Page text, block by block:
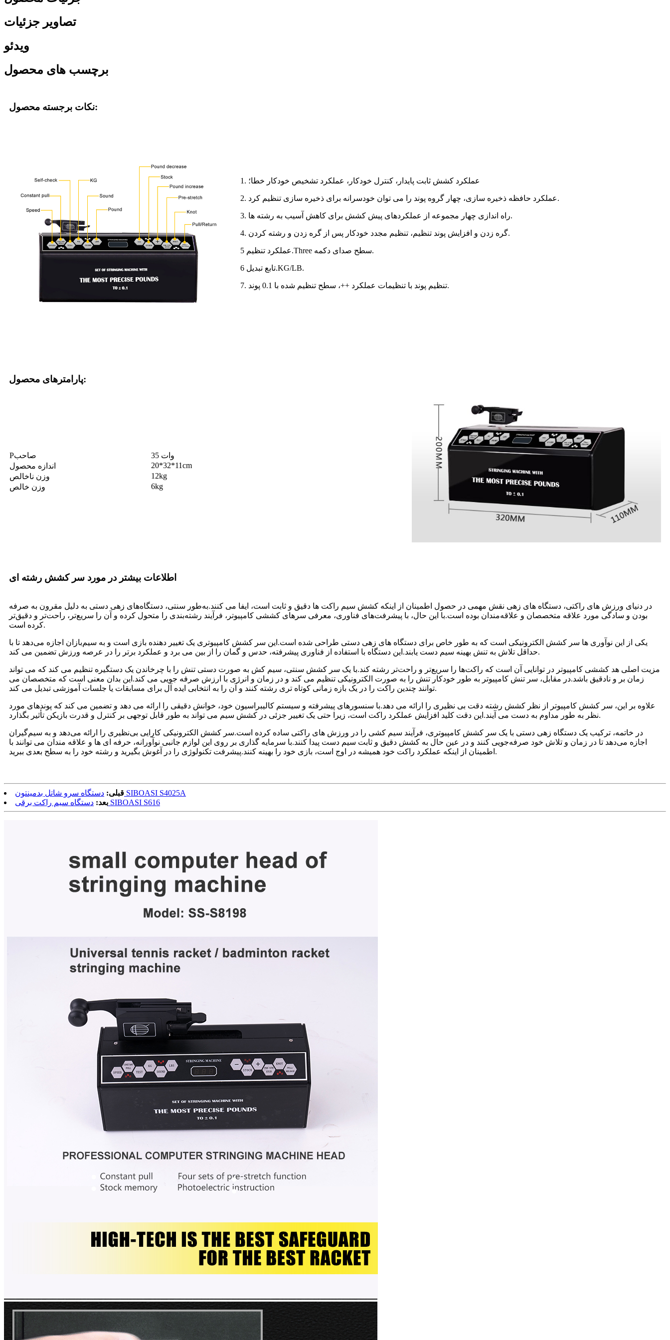
تصاویر جزئیات
ویدئو
برچسب های محصول
نکات برجسته محصول:
1. عملکرد کشش ثابت پایدار، کنترل خودکار، عملکرد تشخیص خودکار خطا؛
2. عملکرد حافظه ذخیره سازی، چهار گروه پوند را می توان خودسرانه برای ذخیره سازی تنظیم کرد.
3. راه اندازی چهار مجموعه از عملکردهای پیش کشش برای کاهش آسیب به رشته ها.
4. گره زدن و افزایش پوند تنظیم، تنظیم مجدد خودکار پس از گره زدن و رشته کردن.
عملکرد تنظیم 5.Three سطح صدای دکمه.
تابع تبدیل 6.KG/LB.
7. تنظیم پوند با تنظیمات عملکرد ++، سطح تنظیم شده با 0.1 پوند.
پارامترهای محصول:
Pصاحب
35 وات
اندازه محصول
20*32*11cm
وزن ناخالص
12kg
وزن خالص
6kg
اطلاعات بیشتر در مورد سر کشش رشته ای
در دنیای ورزش های راکتی، دستگاه های زهی نقش مهمی در حصول اطمینان از اینکه کشش سیم راکت ها دقیق و ثابت است، ایفا می کنند.به‌طور سنتی، دستگاه‌های زهی دستی به دلیل مقرون به صرفه
بودن و سادگی مورد علاقه متخصصان و علاقه‌مندان بوده است.با این حال، با پیشرفت‌های فناوری، معرفی سرهای کششی کامپیوتر، فرآیند رشته‌بندی را متحول کرده و آن را سریع‌تر، راحت‌تر و دقیق‌تر
کرده است.
یکی از این نوآوری ها سر کشش الکترونیکی است که به طور خاص برای دستگاه های زهی دستی طراحی شده است.این سر کشش کامپیوتری یک تغییر دهنده بازی است و به سیم‌بازان اجازه می‌دهد تا با
حداقل تلاش به تنش بهینه سیم دست یابند.این دستگاه با استفاده از فناوری پیشرفته، حدس و گمان را از بین می برد و عملکرد برتر را در عرصه ورزش تضمین می کند.
مزیت اصلی هد کششی کامپیوتر در توانایی آن است که راکت‌ها را سریع‌تر و راحت‌تر رشته کند.با یک سر کشش سنتی، سیم کش به صورت دستی تنش را با چرخاندن یک دستگیره تنظیم می کند که می تواند
زمان بر و نادقیق باشد.در مقابل، سر تنش کامپیوتر به طور خودکار تنش را به صورت الکترونیکی تنظیم می کند و در زمان و انرژی با ارزش صرفه جویی می کند.این بدان معنی است که متخصصان می
توانند چندین راکت را در یک بازه زمانی کوتاه تری رشته کنند و آن را به انتخابی ایده آل برای مسابقات یا جلسات آموزشی تبدیل می کند.
علاوه بر این، سر کشش کامپیوتر از نظر کشش رشته دقت بی نظیری را ارائه می دهد.با سنسورهای پیشرفته و سیستم کالیبراسیون خود، خوانش دقیقی را ارائه می دهد و تضمین می کند که پوندهای مورد
نظر به طور مداوم به دست می آیند.این دقت کلید افزایش عملکرد راکت است، زیرا حتی یک تغییر جزئی در کشش سیم می تواند به طور قابل توجهی بر کنترل و قدرت بازیکن تأثیر بگذارد.
در خاتمه، ترکیب یک دستگاه زهی دستی با یک سر کشش کامپیوتری، فرآیند سیم کشی را در ورزش های راکتی ساده کرده است.سر کشش الکترونیکی کارایی بی‌نظیری را ارائه می‌دهد و به سیم‌گیران
اجازه می‌دهد تا در زمان و تلاش خود صرفه‌جویی کنند و در عین حال به کشش دقیق و ثابت سیم دست پیدا کنند.با سرمایه گذاری بر روی این لوازم جانبی نوآورانه، حرفه ای ها و علاقه مندان می توانند با
اطمینان از اینکه عملکرد راکت خود همیشه در اوج است، بازی خود را بهینه کنند.پیشرفت تکنولوژی را در آغوش بگیرید و رشته خود را به سطح بعدی ببرید.
قبلی: دستگاه سرو شاتل بدمینتون SIBOASI S4025A
بعد: دستگاه سیم راکت برقی SIBOASI S616